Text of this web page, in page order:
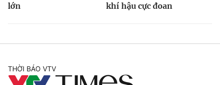
lớn
khí hậu cực đoan
THỜI BÁO VTV